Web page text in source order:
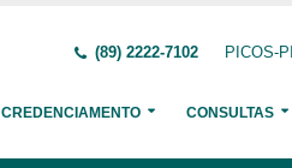
(89) 2222-7102 PICOS-
CREDENCIAMENTO CONSULTAS